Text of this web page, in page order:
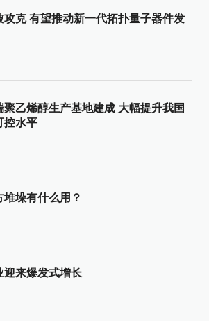
攻克 有望推动新一代拓扑量子器件发
乙烯醇生产基地建成 大幅提升我国
控水平
堆垛有什么用？
迎来爆发式增长